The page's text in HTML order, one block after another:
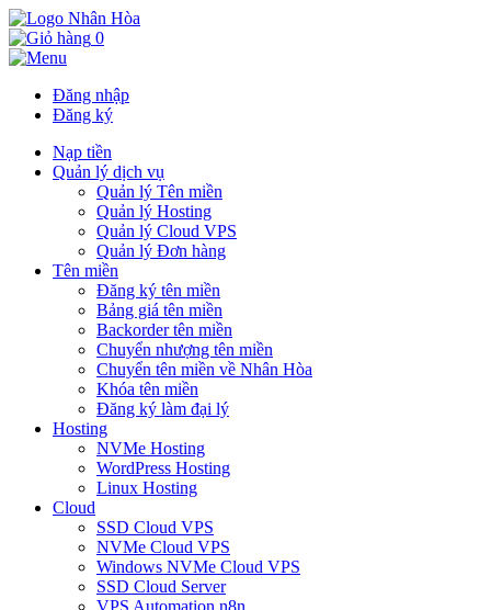
0
Đăng nhập
Đăng ký
Nạp tiền
Quản lý dịch vụ
Quản lý Tên miền
Quản lý Hosting
Quản lý Cloud VPS
Quản lý Đơn hàng
Tên miền
Đăng ký tên miền
Bảng giá tên miền
Backorder tên miền
Chuyển nhượng tên miền
Chuyển tên miền về Nhân Hòa
Khóa tên miền
Đăng ký làm đại lý
Hosting
NVMe Hosting
WordPress Hosting
Linux Hosting
Cloud
SSD Cloud VPS
NVMe Cloud VPS
Windows NVMe Cloud VPS
SSD Cloud Server
VPS Automation n8n